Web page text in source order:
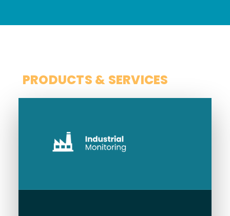
PRODUCTS & SERVICES